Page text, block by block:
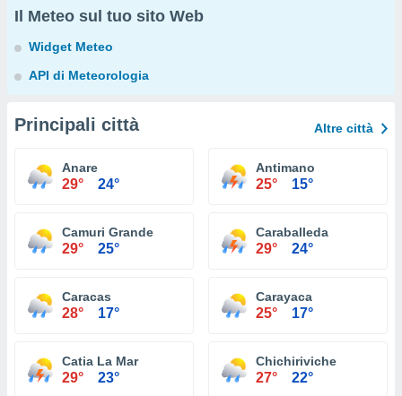
Il Meteo sul tuo sito Web
Widget Meteo
API di Meteorologia
Principali città Altre città
Anare
29° 24°
Antimano
25° 15°
Camuri Grande
29° 25°
Caraballeda
29° 24°
Caracas
28° 17°
Carayaca
25° 17°
Catia La Mar
29° 23°
Chichiriviche
27° 22°